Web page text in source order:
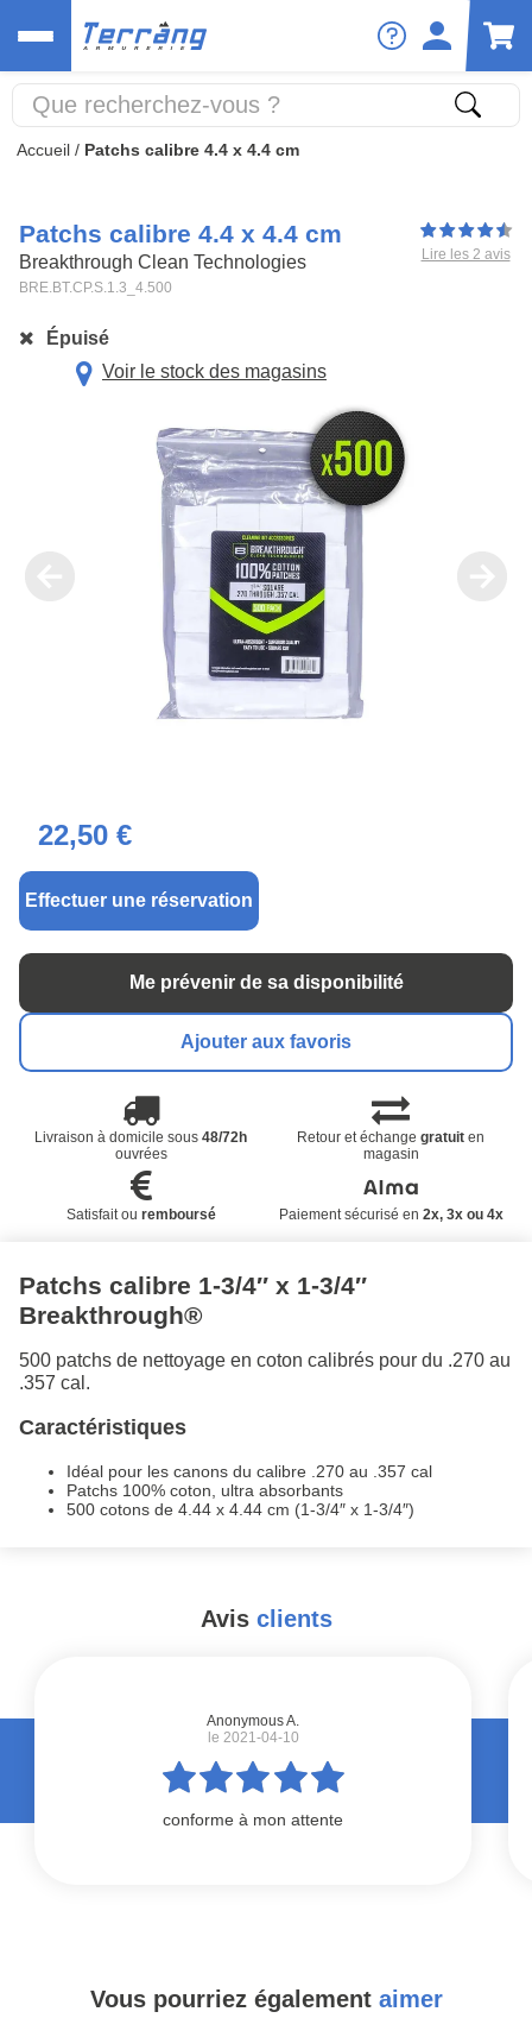
Accueil / Patchs calibre 4.4 x 4.4 cm
Patchs calibre 4.4 x 4.4 cm
Breakthrough Clean Technologies
BRE.BT.CP.S.1.3_4.500
Lire les 2 avis
Épuisé
Voir le stock des magasins
22,50 €
Effectuer une réservation
Me prévenir de sa disponibilité
Ajouter aux favoris
Livraison à domicile sous48/72h
ouvrées
Retour et échangegratuit en
magasin
Satisfait ou remboursé Paiement sécurisé en 2x, 3x ou 4x
Patchs calibre 1-3/4″ x 1-3/4″
Breakthrough®
500 patchs de nettoyage en coton calibrés pour du .270 au
.357 cal.
Caractéristiques
Idéal pour les canons du calibre .270 au .357 cal
Patchs 100% coton, ultra absorbants
500 cotons de 4.44 x 4.44 cm (1-3/4″ x 1-3/4″)
Avis clients
Anonymous A.
le 2021-04-10
conforme à mon attente
Vous pourriez également aimer